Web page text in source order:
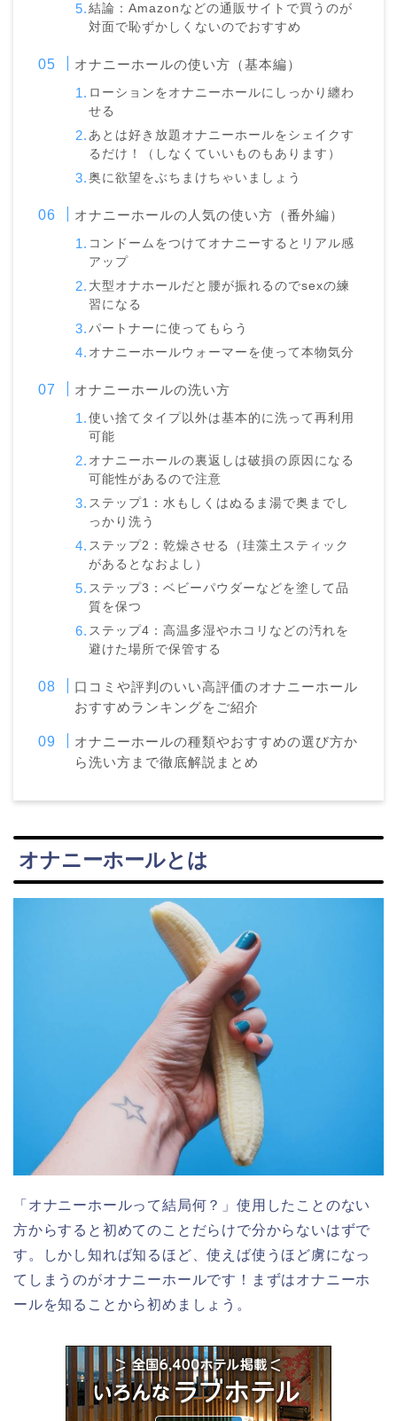
結論：Amazonなどの通販サイトで買うのが
対面で恥ずかしくないのでおすすめ
オナニーホールの使い方（基本編）
ローションをオナニーホールにしっかり纏わ
せる
あとは好き放題オナニーホールをシェイクす
るだけ！（しなくていいものもあります）
奥に欲望をぶちまけちゃいましょう
オナニーホールの人気の使い方（番外編）
コンドームをつけてオナニーするとリアル感
アップ
大型オナホールだと腰が振れるのでsexの練
習になる
パートナーに使ってもらう
オナニーホールウォーマーを使って本物気分
オナニーホールの洗い方
使い捨てタイプ以外は基本的に洗って再利用
可能
オナニーホールの裏返しは破損の原因になる
可能性があるので注意
ステップ1：水もしくはぬるま湯で奥までし
っかり洗う
ステップ2：乾燥させる（珪藻土スティック
があるとなおよし）
ステップ3：ベビーパウダーなどを塗して品
質を保つ
ステップ4：高温多湿やホコリなどの汚れを
避けた場所で保管する
口コミや評判のいい高評価のオナニーホール
おすすめランキングをご紹介
オナニーホールの種類やおすすめの選び方か
ら洗い方まで徹底解説まとめ
オナニーホールとは
「オナニーホールって結局何？」使用したことのない
方からすると初めてのことだらけで分からないはずで
す。しかし知れば知るほど、使えば使うほど虜になっ
てしまうのがオナニーホールです！まずはオナニーホ
ールを知ることから初めましょう。